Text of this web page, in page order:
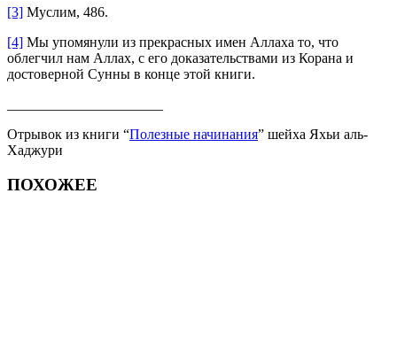
[3] Муслим, 486.
[4] Мы упомянули из прекрасных имен Аллаха то, что
облегчил нам Аллах, с его доказательствами из Корана и
достоверной Сунны в конце этой книги.
Отрывок из книги “Полезные начинания” шейха Яхьи аль-
Хаджури
ПОХОЖЕЕ